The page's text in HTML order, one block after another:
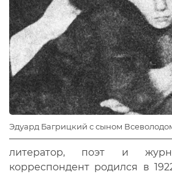
Эдуард Багрицкий с сыном
литератор, поэт и
корреспондент родился в